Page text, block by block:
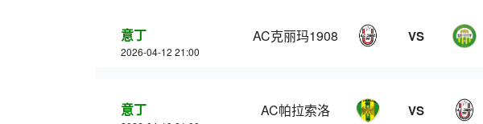
意丁
2026-04-12 21:00
AC克丽玛1908 VS
意丁 AC帕拉索洛 VS